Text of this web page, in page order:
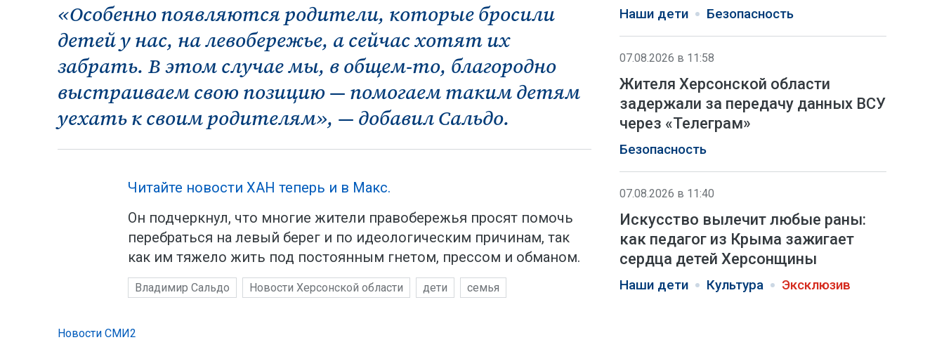
«Особенно появляются родители, которые бросили
детей у нас, на левобережье, а сейчас хотят их
забрать. В этом случае мы, в общем-то, благородно
выстраиваем свою позицию — помогаем таким детям
уехать к своим родителям», — добавил Сальдо.
Читайте новости ХАН теперь и в Макс.
Он подчеркнул, что многие жители правобережья просят помочь
перебраться на левый берег и по идеологическим причинам, так
как им тяжело жить под постоянным гнетом, прессом и обманом.
Владимир Сальдо Новости Херсонской области дети семья
Наши дети Безопасность
07.08.2026 в 11:58
Жителя Херсонской области
задержали за передачу данных ВСУ
через «Телеграм»
Безопасность
07.08.2026 в 11:40
Искусство вылечит любые раны:
как педагог из Крыма зажигает
сердца детей Херсонщины
Наши дети Культура Эксклюзив
Новости СМИ2